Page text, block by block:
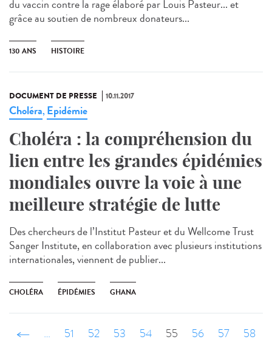
du vaccin contre la rage élaboré par Louis Pasteur... et
grâce au soutien de nombreux donateurs...
130 ANS HISTOIRE
DOCUMENT DE PRESSE 10.11.2017
Choléra, Epidémie
Choléra : la compréhension du
lien entre les grandes épidémies
mondiales ouvre la voie à une
meilleure stratégie de lutte
Des chercheurs de l’Institut Pasteur et du Wellcome Trust
Sanger Institute, en collaboration avec plusieurs institutions
internationales, viennent de publier...
CHOLÉRA ÉPIDÉMIES GHANA
‹ précédent
… 51 52 53 54 55 56 57 58